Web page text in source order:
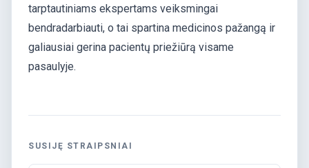
tarptautiniams ekspertams veiksmingai
bendradarbiauti, o tai spartina medicinos pažangą ir
galiausiai gerina pacientų priežiūrą visame
pasaulyje.
SUSIJĘ STRAIPSNIAI